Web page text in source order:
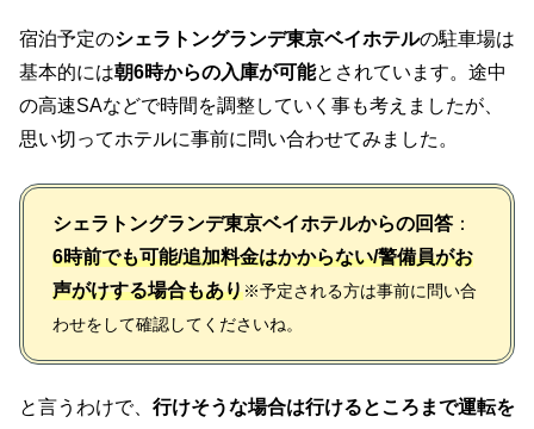
宿泊予定のシェラトングランデ東京ベイホテルの駐車場は
基本的には朝6時からの入庫が可能とされています。途中
の高速SAなどで時間を調整していく事も考えましたが、
思い切ってホテルに事前に問い合わせてみました。
シェラトングランデ東京ベイホテルからの回答 ：
6時前でも可能/追加料金はかからない/警備員がお
声がけする場合もあり※予定される方は事前に問い合
わせをして確認してくださいね。
と言うわけで、 行けそうな場合は行けるところまで運転を